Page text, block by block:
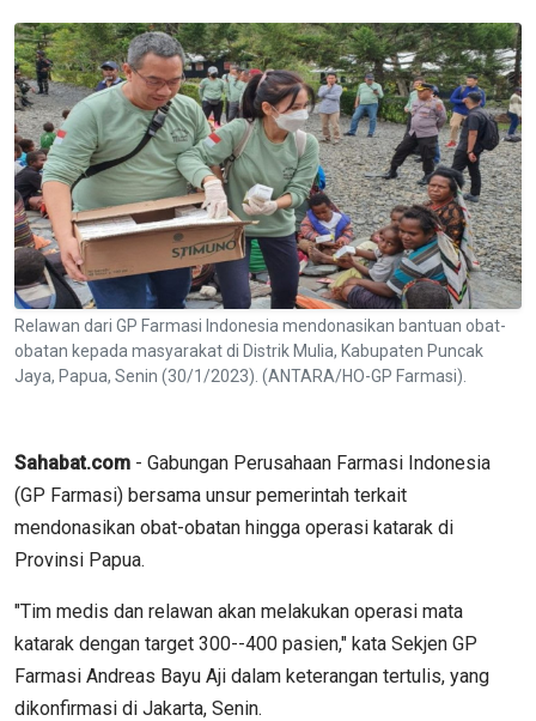
Relawan dari GP Farmasi Indonesia mendonasikan bantuan obat-
obatan kepada masyarakat di Distrik Mulia, Kabupaten Puncak
Jaya, Papua, Senin (30/1/2023). (ANTARA/HO-GP Farmasi).
Sahabat.com - Gabungan Perusahaan Farmasi Indonesia
(GP Farmasi) bersama unsur pemerintah terkait
mendonasikan obat-obatan hingga operasi katarak di
Provinsi Papua.
"Tim medis dan relawan akan melakukan operasi mata
katarak dengan target 300--400 pasien," kata Sekjen GP
Farmasi Andreas Bayu Aji dalam keterangan tertulis, yang
dikonfirmasi di Jakarta, Senin.